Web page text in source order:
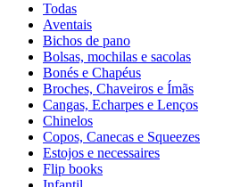
Todas
Aventais
Bichos de pano
Bolsas, mochilas e sacolas
Bonés e Chapéus
Broches, Chaveiros e Ímãs
Cangas, Echarpes e Lenços
Chinelos
Copos, Canecas e Squeezes
Estojos e necessaires
Flip books